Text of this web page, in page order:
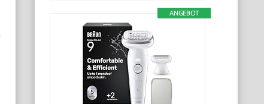
ANGEBOT